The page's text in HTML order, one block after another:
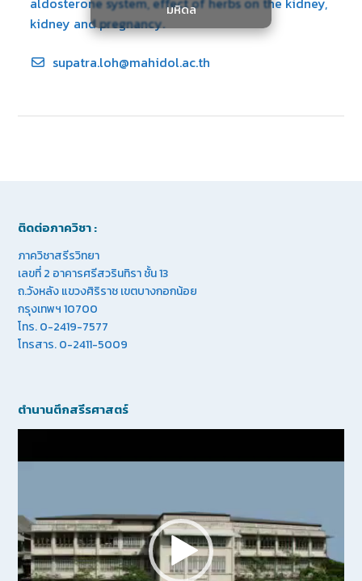
มหิดล
kidney and pregnancy.
supatra.loh@mahidol.ac.th
ติดต่อภาควิชา :
ภาควิชาสรีรวิทยา
เลขที่ 2 อาคารศรีสวรินทิรา ชั้น 13
ถ.วังหลัง แขวงศิริราช เขตบางกอกน้อย
กรุงเทพฯ 10700
โทร. 0-2419-7577
โทรสาร. 0-2411-5009
ตำนานตึกสรีรศาสตร์